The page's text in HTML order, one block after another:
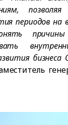
периодов на
причины
бизнеса